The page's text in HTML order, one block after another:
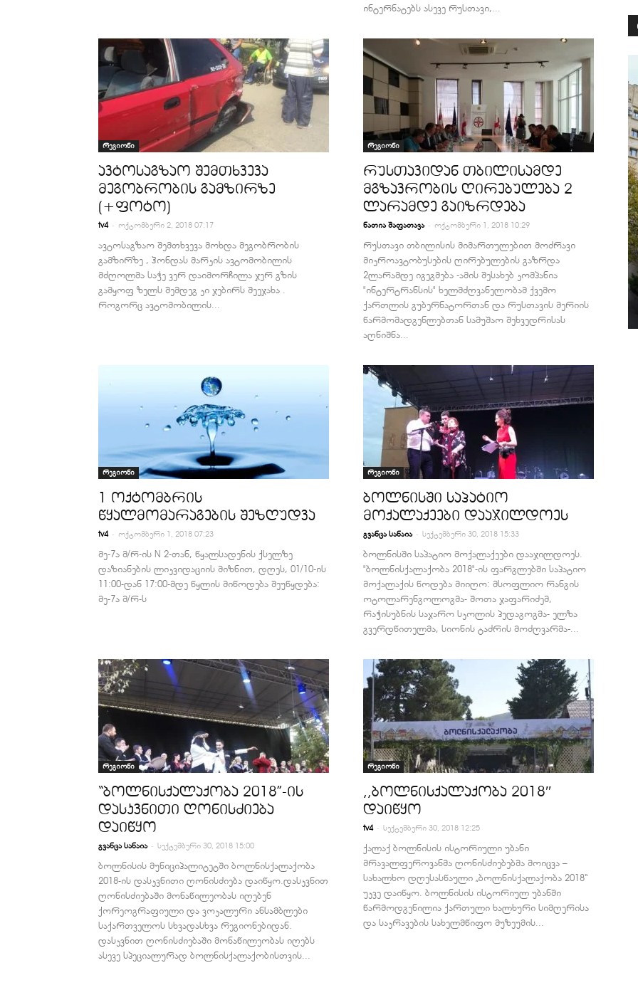
ინტერნატებს ასევე რუსთავი,...
რეგიონი
ავტოსაგზაო შემთხვევა
მეგობრობის გამზირზე
(+ფოტო)
tv4 - ოქტომბერი 2, 2018 07:17
ავტოსაგზაო შემთხვევა მოხდა მეგობრობის
გამზირზე , ჰონდას მარკის ავტომობილის
მძღოლმა საჭე ვერ დაიმორჩილა ჯერ გზის
გამყოფ ზელს შემდეგ კი ჯებირს შეეჯახა .
როგორც ავტომობილის...
რეგიონი
რუსთავიდან თბილისამდე
მგზავრობის ღირებულება 2
ლარამდე გაიზრდება
ნათია შაფათავა - ოქტომბერი 1, 2018 10:29
რუსთავი თბილისის მიმართულებით მოძრავი
მიკროავტობუსების ღირებულების გაზრდა
2ლარამდე იგეგმება -ამის შესახებ კომპანია
"ინტერტრანსის" ხელმძღვანელობამ ქვემო
ქართლის გუბერნატორთან და რუსთავის მერიის
წარმომადგენლებთან სამუშაო შეხვედრისას
აღნიშნა...
რეგიონი
1 ოქტომბრის
წყალმომარაგების შეზღუდვა
tv4 - ოქტომბერი 1, 2018 07:23
მე-7ა მ/რ-ის N 2-თან, წყალსადენის ქსელზე
დაზიანების ლიკვიდაციის მიზნით, დღეს, 01/10-ის
11:00-დან 17:00-მდე წყლის მიწოდება შეუწყდება:
მე-7ა მ/რ-ს
რეგიონი
ბოლნისში საპატიო
მოქალაქეები დააჯილდოეს
გვანცა სანაია - სექტემბერი 30, 2018 15:33
ბოლნისში საპატიო მოქალაქეები დააჯილდოეს.
"ბოლნისქალაქობა 2018"-ის ფარგლებში საპატიო
მოქალაქის წოდება მიიღო: მსოფლიო რანგის
ოტოლარენგოლოგმა- შოთა ჯაფარიძემ,
რაჭისუბნის საჯარო სკოლის პედაგოგმა- ელზა
გვერდწითელმა, სიონის ტაძრის მოძღვარმა-...
რეგიონი
“ბოლნისქალაქობა 2018”-ის
დასკვნითი ღონისძიება
დაიწყო
გვანცა სანაია - სექტემბერი 30, 2018 15:00
ბოლნისის მუნიციპალიტეტში ბოლნისქალაქობა
2018-ის დასკვნითი ღონისძიება დაიწყო.დასკვნით
ღონისძიებაში მონაწილეობას იღებენ
ქორეოგრაფიული და ვოკალური ანსამბლები
საქართველოს სხვადასხვა რეგიონებიდან.
დასკვნით ღონისძიებაში მონაწილეობას იღებს
ასევე სპეციალურად ბოლნისქალაქობისთვის...
რეგიონი
,,ბოლნისქალაქობა 2018″
დაიწყო
tv4 - სექტემბერი 30, 2018 12:25
ქალაქ ბოლნისის ისტორიული უბანი
მრავალფეროვანმა ღონისძიებებმა მოიცვა –
სახალხო დღესასწაული „ბოლნისქალაქობა 2018“
უკვე დაიწყო. ბოლნისის ისტორიულ უბანში
წარმოდგენილია ქართული ხალხური სიმღერისა
და საკრავების სახელმწიფო მუზეუმის...